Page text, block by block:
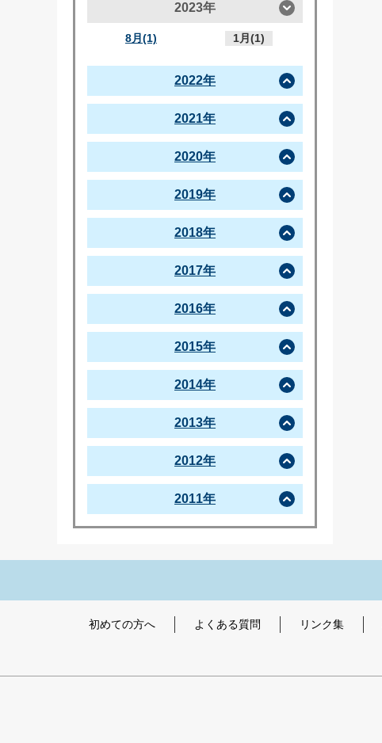
2023年
8月(1) 1月(1)
2022年
2021年
2020年
2019年
2018年
2017年
2016年
2015年
2014年
2013年
2012年
2011年
初めての方へ よくある質問 リンク集